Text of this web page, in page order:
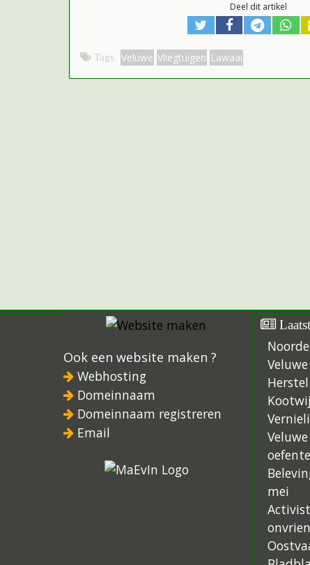
Deel dit artikel
Tags Veluwe Vliegtuigen Lawaai
Ook een website maken ?
Webhosting
Domeinnaam
Domeinnaam registreren
Email
Veluwe
mei